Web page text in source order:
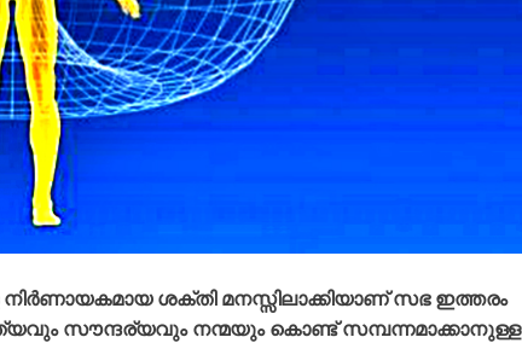
ശക്തി മനസ്സിലാക്കിയാണ് സഭ ഇത്തരം
സൗന്ദര്യവും നന്മയും കൊണ്ട് സമ്പന്നമാക്കാനുള്ള